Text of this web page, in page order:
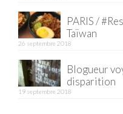
Danemark
Copenhague
Portugal
Lisbonne
PARIS /
Taïwan
26 septembre 2018
Blogueur
disparition
19 septembre 2018